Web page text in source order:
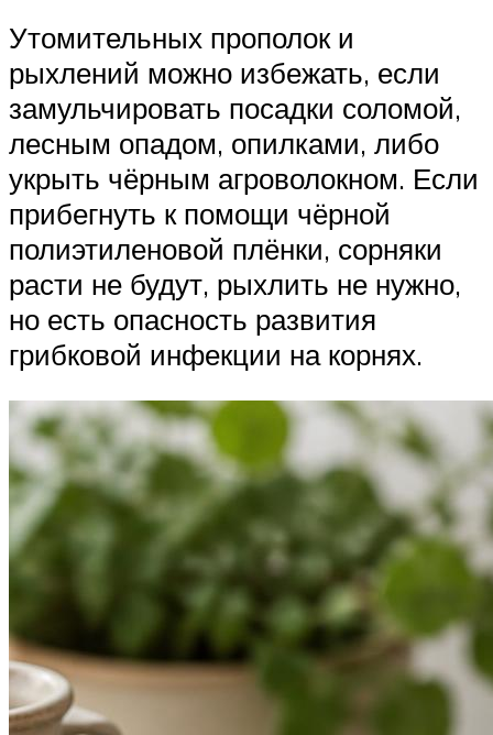
Утомительных прополок и
рыхлений можно избежать, если
замульчировать посадки соломой,
лесным опадом, опилками, либо
укрыть чёрным агроволокном. Если
прибегнуть к помощи чёрной
полиэтиленовой плёнки, сорняки
расти не будут, рыхлить не нужно,
но есть опасность развития
грибковой инфекции на корнях.